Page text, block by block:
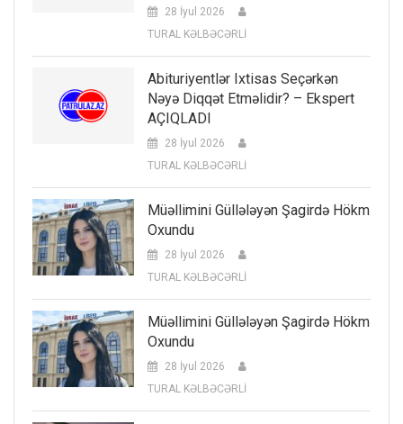
28 İyul 2026
TURAL KƏLBƏCƏRLİ
Abituriyentlər Ixtisas Seçərkən
Nəyə Diqqət Etməlidir? – Ekspert
AÇIQLADI
28 İyul 2026
TURAL KƏLBƏCƏRLİ
Müəllimini Güllələyən Şagirdə Hökm
Oxundu
28 İyul 2026
TURAL KƏLBƏCƏRLİ
Müəllimini Güllələyən Şagirdə Hökm
Oxundu
28 İyul 2026
TURAL KƏLBƏCƏRLİ